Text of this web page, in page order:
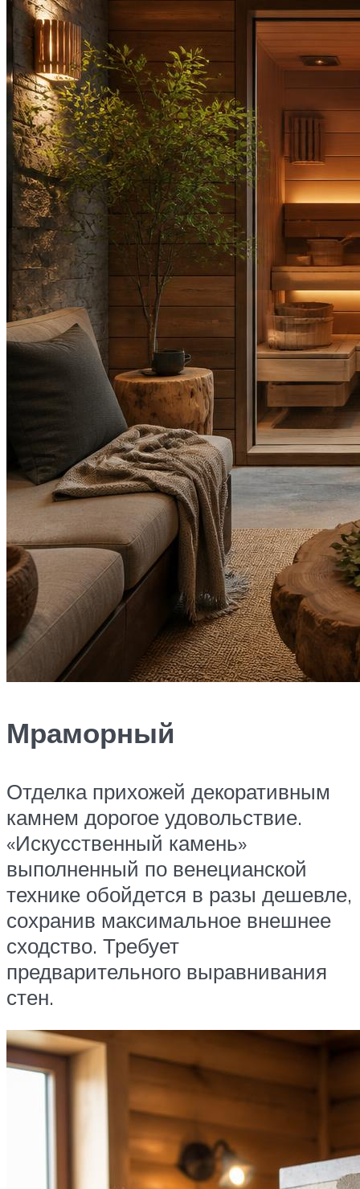
Мраморный
Отделка прихожей декоративным
камнем дорогое удовольствие.
«Искусственный камень»
выполненный по венецианской
технике обойдется в разы дешевле,
сохранив максимальное внешнее
сходство. Требует
предварительного выравнивания
стен.